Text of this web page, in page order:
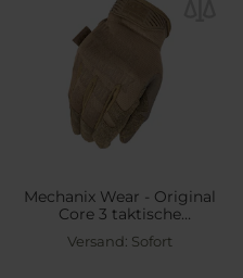
Mechanix Wear - Original
Core 3 taktische
Handschuhe - Coyote
Versand: Sofort